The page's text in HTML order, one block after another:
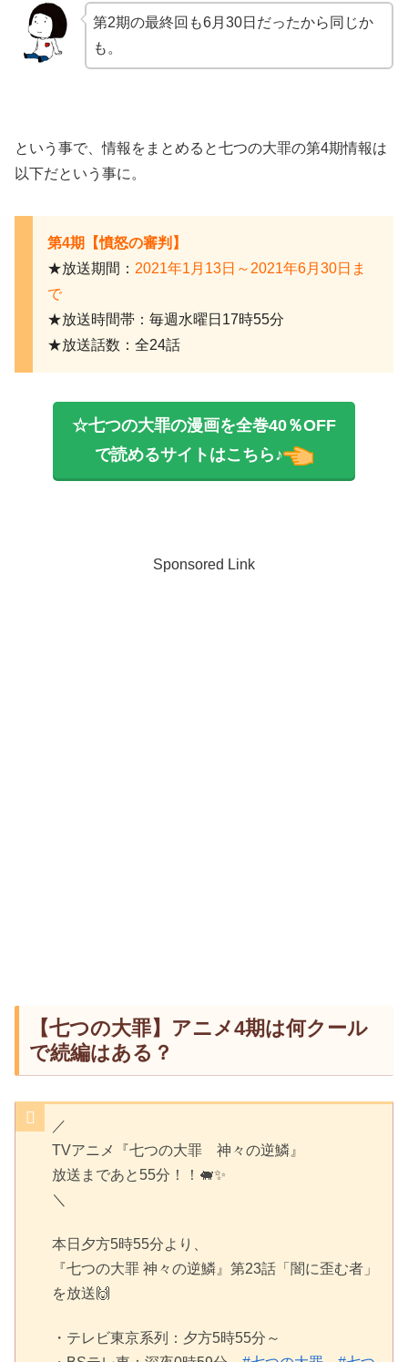
第2期の最終回も6月30日だったから同じか
も。
という事で、情報をまとめると七つの大罪の第4期情報は
以下だという事に。
第4期【憤怒の審判】
★放送期間： 2021年1月13日～2021年6月30日ま
で
★放送時間帯：毎週水曜日17時55分
★放送話数：全24話
☆七つの大罪の漫画を全巻40％OFF
で読めるサイトはこちら♪
Sponsored Link
【七つの大罪】アニメ4期は何クール
で続編はある？
／
TVアニメ『七つの大罪 神々の逆鱗』
放送まであと55分！！🐖✨
＼
本日夕方5時55分より、
『七つの大罪 神々の逆鱗』第23話「闇に歪む者」
を放送🙌
・テレビ東京系列：夕方5時55分～